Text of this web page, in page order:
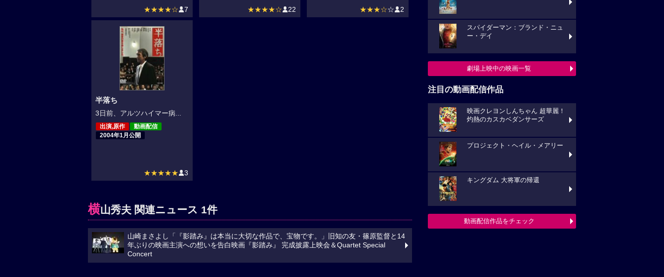
★★★★☆ 7 ★★★★☆ 22 ★★★☆☆ 2
半落ち
3日前、アルツハイマー病...
出演,原作
動画配信
2004年1月公開
★★★★★ 3
横山秀夫 関連ニュース 1件
山崎まさよし「『影踏み』は本当に大切な作品で、宝物です。」旧知の友・篠原監督と14
年ぶりの映画主演への想いを告白映画『影踏み』 完成披露上映会＆Quartet Special
Concert
スパイダーマン：ブランド・ニュ
ー・デイ
劇場上映中の映画一覧
注目の動画配信作品
映画クレヨンしんちゃん 超華麗！
灼熱のカスカベダンサーズ
プロジェクト・ヘイル・メアリー
キングダム 大将軍の帰還
動画配信作品をチェック